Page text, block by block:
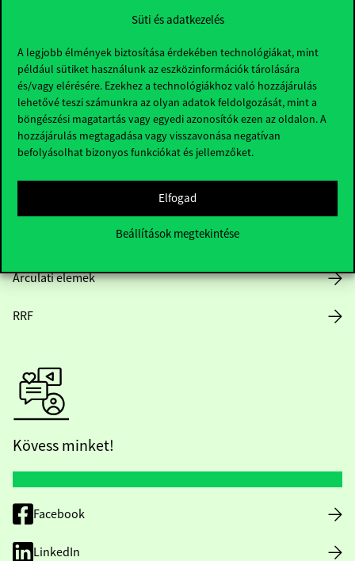
Süti és adatkezelés
A legjobb élmények biztosítása érdekében technológiákat, mint
például sütiket használunk az eszközinformációk tárolására
és/vagy elérésére. Ezekhez a technológiákhoz való hozzájárulás
lehetővé teszi számunkra az olyan adatok feldolgozását, mint a
böngészési magatartás vagy egyedi azonosítók ezen az oldalon. A
hozzájárulás megtagadása vagy visszavonása negatívan
befolyásolhat bizonyos funkciókat és jellemzőket.
Elfogad
Beállítások megtekintése
Hasznos linkek
Nyitvatartás
Arculati elemek
RRF
Kövess minket!
Facebook
LinkedIn